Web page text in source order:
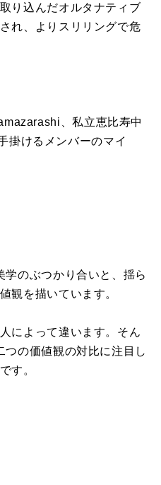
り込んだオルタナティブ
れ、よりスリリングで危
、私立恵比寿中
掛けるメンバーのマイ
学のぶつかり合いと、揺ら
観を描いています。
によって違います。そん
つの価値観の対比に注目し
す。